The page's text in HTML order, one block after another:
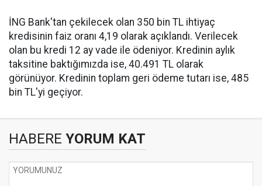
İNG Bank'tan çekilecek olan 350 bin TL ihtiyaç
kredisinin faiz oranı 4,19 olarak açıklandı. Verilecek
olan bu kredi 12 ay vade ile ödeniyor. Kredinin aylık
taksitine baktığımızda ise, 40.491 TL olarak
görünüyor. Kredinin toplam geri ödeme tutarı ise, 485
bin TL'yi geçiyor.
HABERE YORUM KAT